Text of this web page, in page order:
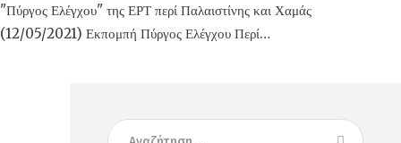
"Πύργος Ελέγχου" της ΕΡΤ περί Παλαιστίνης και Χαμάς
(12/05/2021) Εκπομπή Πύργος Ελέγχου Περί…